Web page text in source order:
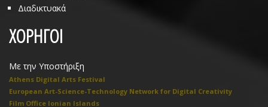
Διαδικτυακά
ΧΟΡΗΓΟΙ
Με την Υποστήριξη
Athens Digital Arts Festival
European Art-Science-Technology Network for Digital Creativity
Film Office Ionian Islands